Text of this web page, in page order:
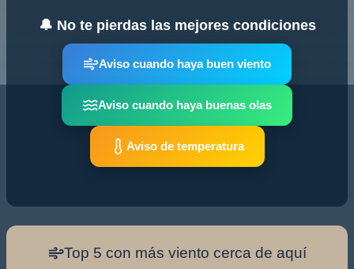
🔔 No te pierdas las mejores condiciones
Aviso cuando haya buen viento
Aviso cuando haya buenas olas
Aviso de temperatura
Top 5 con más viento cerca de aquí